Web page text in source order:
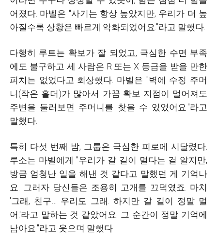
어졌다. 마벨은 "사기는 항상 높았지만, 우리가 더 높
아질수록 상황은 빠르게 악화되었어요."라고 말했다.
다행히 루트는 확보가 잘 되었고, 극심한 수면 부족
에도 불구하고 세 사람은 R 또는 X 등급을 받을 만한
피치는 없었다고 회상했다. 마벨은 "벽에 수정 주머
니(작은 홀더)가 많아서 가끔 확보 지점이 멀어져도
주변을 둘러보면 주머니를 찾을 수 있었어요."라고
말했다.
특히 다섯 번째 밤, 그룹은 극심한 피로에 시달렸다.
루소는 마벨에게 "우리가 갈 길이 멀다는 걸 알지만,
방금 엄청난 일을 해낸 것 같다고 말했던 게 기억나
요. 그러자 당신들은 조용히 고개를 끄덕였죠. 마치
'그래, 친구… 우리도 그래. 하지만 갈 길이 정말 멀
어.'라고 말하는 것 같았어요. 그 순간이 정말 기억에
남아요."라고 웃으며 말했다.